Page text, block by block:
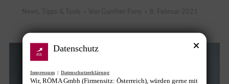
News, Tipps & Tools Von Gunther Pany 8. Februar 2021
Datenschutz
Impressum | Datenschutzerklärung
Wir, RÖMA Gmbh (Firmensitz: Österreich), würden gerne mit